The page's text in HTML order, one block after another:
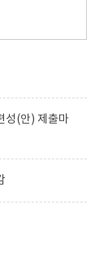
성(안) 제출마